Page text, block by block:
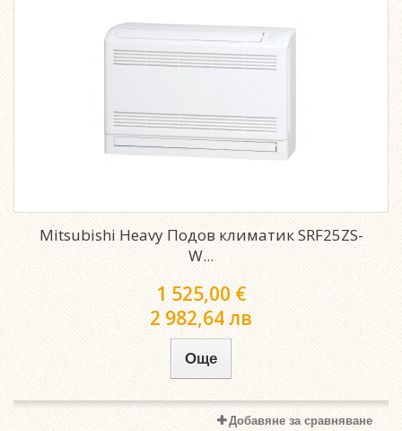
Mitsubishi Heavy Подов климатик SRF25ZS-
W...
1 525,00 €
2 982,64 лв
Още
Добавяне за сравняване